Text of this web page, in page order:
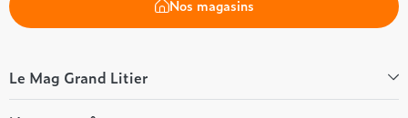
Nos magasins
Le Mag Grand Litier